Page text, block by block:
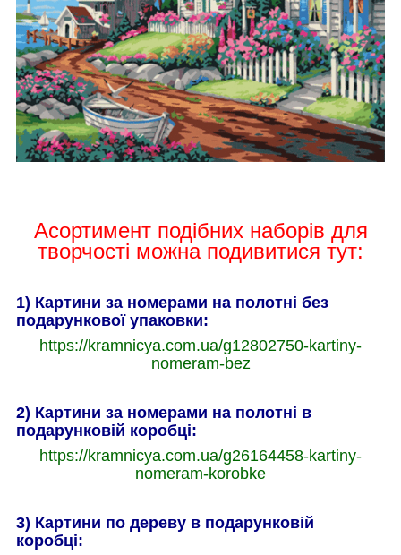
Асортимент подібних наборів для
творчості можна подивитися тут:
1) Картини за номерами на полотні без
подарункової упаковки:
https://kramnicya.com.ua/g12802750-kartiny-
nomeram-bez
2) Картини за номерами на полотні в
подарунковій коробці:
https://kramnicya.com.ua/g26164458-kartiny-
nomeram-korobke
3) Картини по дереву в подарунковій
коробці: